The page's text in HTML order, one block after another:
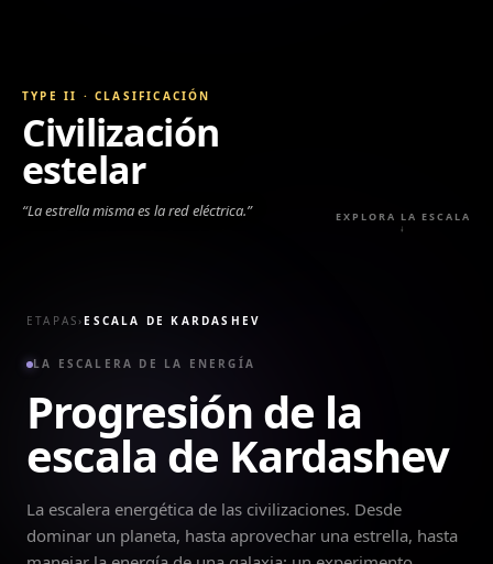
TYPE II ·CLASIFICACIÓN
Civilización
estelar
“La estrella misma es la red eléctrica.” EXPLORA LA ESCALA
↓
ETAPAS › ESCALA DE KARDASHEV
LA ESCALERA DE LA ENERGÍA
Progresión de la
escala de Kardashev
La escalera energética de las civilizaciones. Desde
dominar un planeta, hasta aprovechar una estrella, hasta